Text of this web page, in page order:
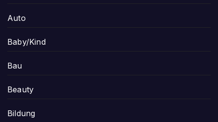
Auto
Baby/Kind
Bau
Beauty
Bildung